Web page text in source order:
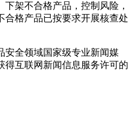
架不合格产品，控制风险，
合格产品已按要求开展核查处
全领域国家级专业新闻媒
得互联网新闻信息服务许可的